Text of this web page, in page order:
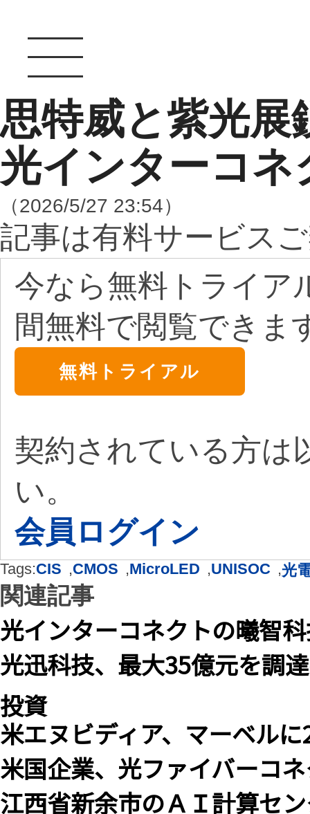
思特威と紫光
光インターコネ
（2026/5/27 23:54）
記事は有料サービス
今なら無料トライア
間無料で閲覧できま
無料トライアル
契約されている方は
い。
会員ログイン
Tags:CIS ,CMOS ,MicroLED ,UNISOC ,光
関連記事
光インターコネクトの曦智
光迅科技、最大35億元を調
投資
米エヌビディア、マーベル
米国企業、光ファイバーコ
江西省新余市のＡＩ計算セ